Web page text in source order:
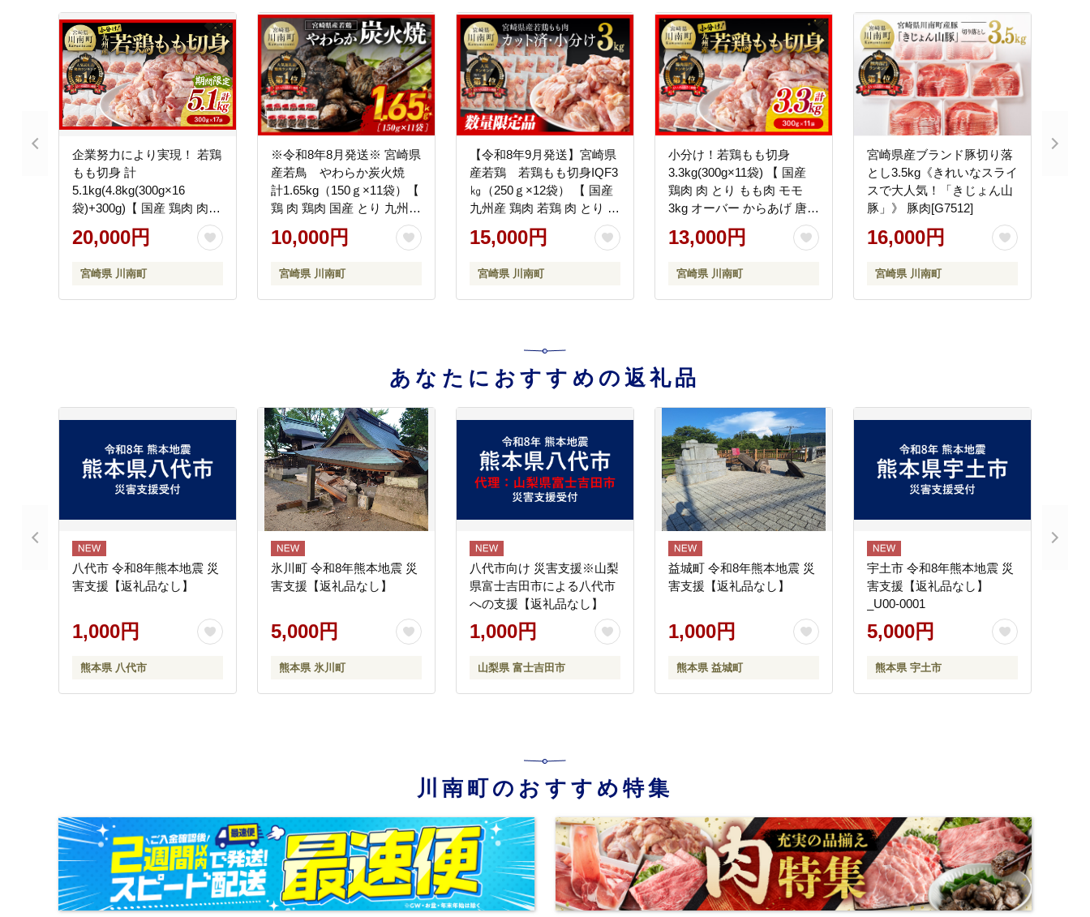
企業努力により実現！ 若鶏
もも切身 計
5.1kg(4.8kg(300g×16
袋)+300g)【 国産 鶏肉 肉
とり もも肉 モモ 5.1kg か
らあげ 唐揚げ チキン南蛮
20,000円
宮崎県 川南町
※令和8年8月発送※ 宮崎県
産若鳥 やわらか炭火焼
計1.65kg（150ｇ×11袋）【
鶏 肉 鶏肉 国産 とり 九州産
鳥 宮崎県産 小分け 炭火焼
き 】 [C00901r808]
10,000円
宮崎県 川南町
【令和8年9月発送】宮崎県
産若鶏 若鶏もも切身IQF3
㎏（250ｇ×12袋） 【 国産
九州産 鶏肉 若鶏 肉 とり も
も モモ肉 たっぷり 大容量
宮崎県 川南町 送料無料 】
15,000円
宮崎県 川南町
小分け！若鶏もも切身
3.3kg(300g×11袋) 【 国産
鶏肉 肉 とり もも肉 モモ
3kg オーバー からあげ 唐揚
げ チキン南蛮 送料無料 】
[C00712]
13,000円
宮崎県 川南町
宮崎県産ブランド豚切り落
とし3.5kg《きれいなスライ
スで大人気！「きじょん山
豚」》 豚肉[G7512]
16,000円
宮崎県 川南町
あなたにおすすめの返礼品
八代市 令和8年熊本地震 災
害支援【返礼品なし】
1,000円
熊本県 八代市
氷川町 令和8年熊本地震 災
害支援【返礼品なし】
5,000円
熊本県 氷川町
八代市向け 災害支援※山梨
県富士吉田市による八代市
への支援【返礼品なし】
1,000円
山梨県 富士吉田市
益城町 令和8年熊本地震 災
害支援【返礼品なし】
1,000円
熊本県 益城町
宇土市 令和8年熊本地震 災
害支援【返礼品なし】
_U00-0001
5,000円
熊本県 宇土市
川南町のおすすめ特集